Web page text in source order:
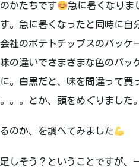
かたちです
急に暑くなりま
。急に暑くなったと同時に
社のポテトチップスのパッ
の違いでさまざまな色のパ
。白黒だと、味を間違って
。。とか、頭をめぐりました。
のか、を調べてみました
しそう？ということですが、